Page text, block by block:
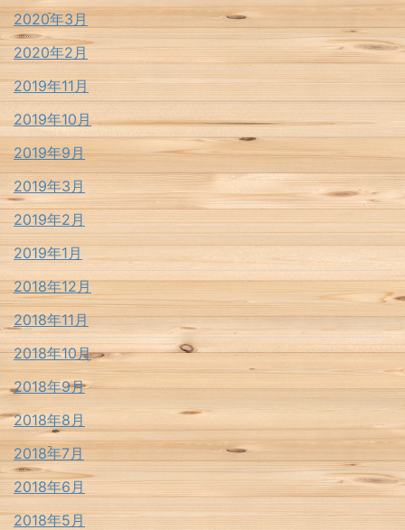
2020年3月
2020年2月
2019年11月
2019年10月
2019年9月
2019年3月
2019年2月
2019年1月
2018年12月
2018年11月
2018年10月
2018年9月
2018年8月
2018年7月
2018年6月
2018年5月